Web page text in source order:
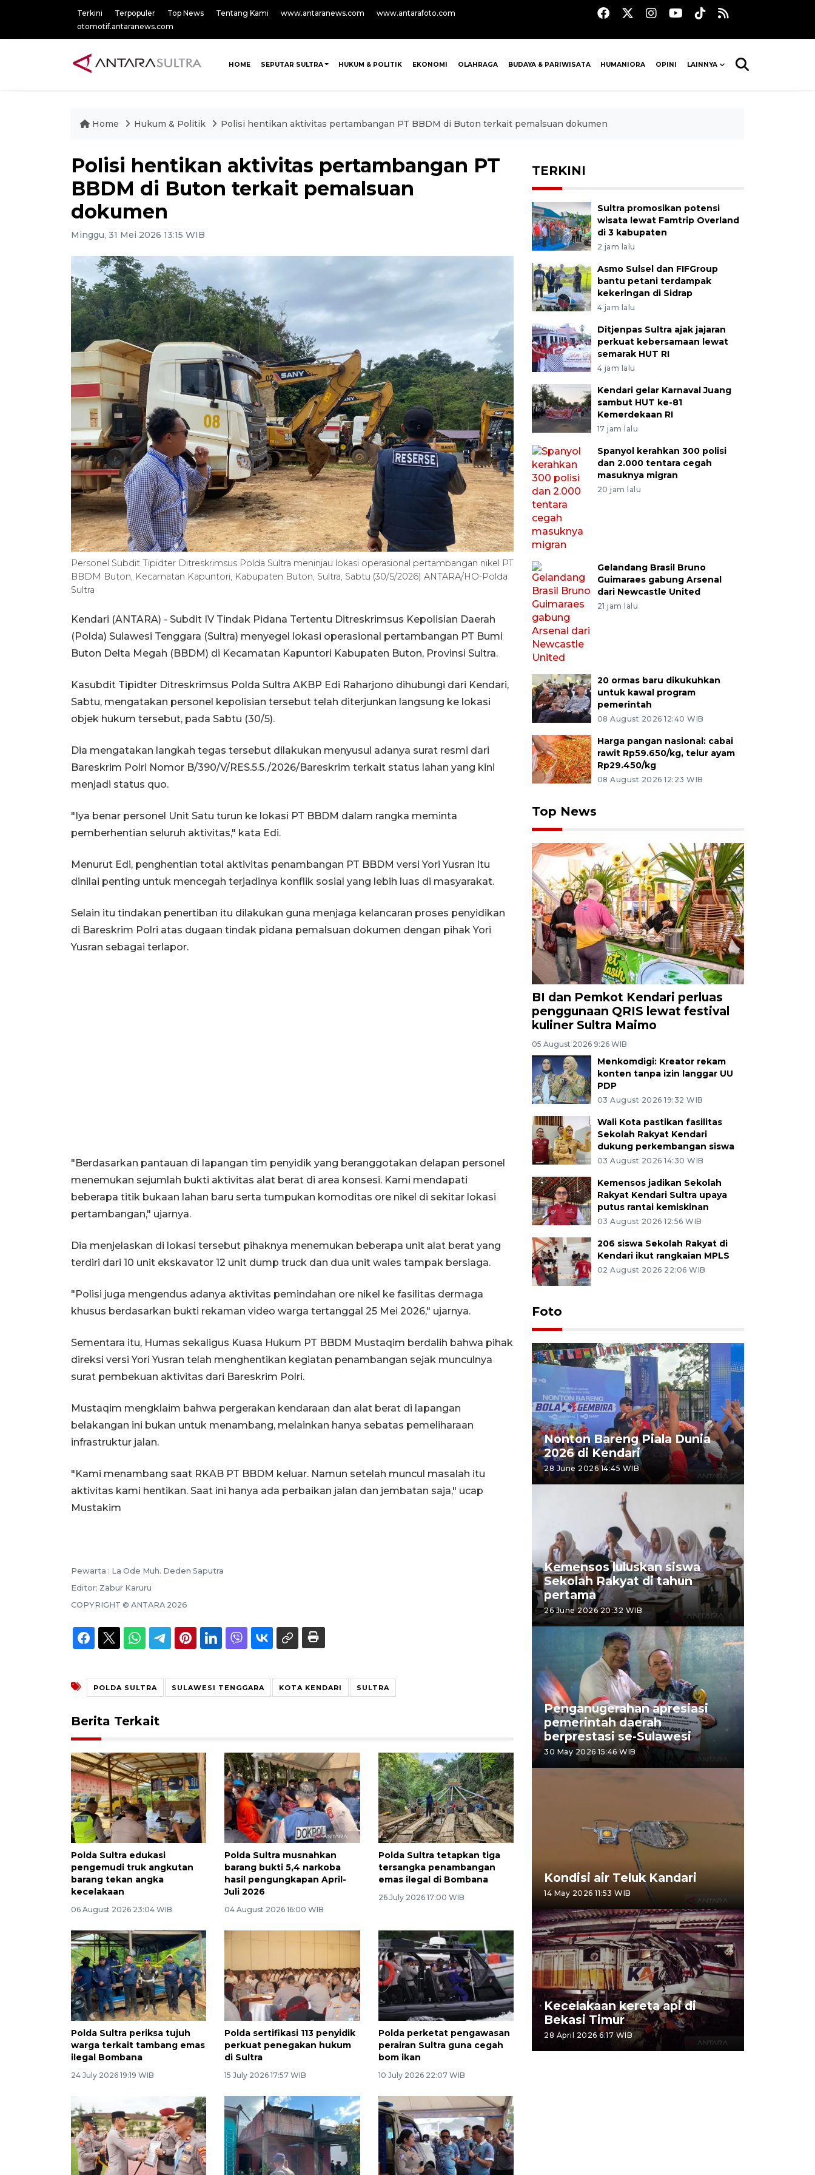
Terkini Terpopuler Top News Tentang Kami www.antaranews.com
www.antarafoto.com
otomotif.antaranews.com
HOME SEPUTAR SULTRA HUKUM & POLITIK EKONOMI OLAHRAGA BUDAYA & PARIWISATA HUMANIORA OPINI LAINNYA
Home Hukum & Politik Polisi hentikan aktivitas pertambangan PT BBDM di Buton terkait pemalsuan dokumen
Polisi hentikan aktivitas pertambangan PT
BBDM di Buton terkait pemalsuan
dokumen
Minggu, 31 Mei 2026 13:15 WIB
Personel Subdit Tipidter Ditreskrimsus Polda Sultra meninjau lokasi operasional pertambangan nikel PT
BBDM Buton, Kecamatan Kapuntori, Kabupaten Buton, Sultra, Sabtu (30/5/2026) ANTARA/HO-Polda
Sultra
Kendari (ANTARA) - Subdit IV Tindak Pidana Tertentu Ditreskrimsus Kepolisian Daerah
(Polda) Sulawesi Tenggara (Sultra) menyegel lokasi operasional pertambangan PT Bumi
Buton Delta Megah (BBDM) di Kecamatan Kapuntori Kabupaten Buton, Provinsi Sultra.
Kasubdit Tipidter Ditreskrimsus Polda Sultra AKBP Edi Raharjono dihubungi dari Kendari,
Sabtu, mengatakan personel kepolisian tersebut telah diterjunkan langsung ke lokasi
objek hukum tersebut, pada Sabtu (30/5).
Dia mengatakan langkah tegas tersebut dilakukan menyusul adanya surat resmi dari
Bareskrim Polri Nomor B/390/V/RES.5.5./2026/Bareskrim terkait status lahan yang kini
menjadi status quo.
"Iya benar personel Unit Satu turun ke lokasi PT BBDM dalam rangka meminta
pemberhentian seluruh aktivitas," kata Edi.
Menurut Edi, penghentian total aktivitas penambangan PT BBDM versi Yori Yusran itu
dinilai penting untuk mencegah terjadinya konflik sosial yang lebih luas di masyarakat.
Selain itu tindakan penertiban itu dilakukan guna menjaga kelancaran proses penyidikan
di Bareskrim Polri atas dugaan tindak pidana pemalsuan dokumen dengan pihak Yori
Yusran sebagai terlapor.
"Berdasarkan pantauan di lapangan tim penyidik yang beranggotakan delapan personel
menemukan sejumlah bukti aktivitas alat berat di area konsesi. Kami mendapati
beberapa titik bukaan lahan baru serta tumpukan komoditas ore nikel di sekitar lokasi
pertambangan," ujarnya.
Dia menjelaskan di lokasi tersebut pihaknya menemukan beberapa unit alat berat yang
terdiri dari 10 unit ekskavator 12 unit dump truck dan dua unit wales tampak bersiaga.
"Polisi juga mengendus adanya aktivitas pemindahan ore nikel ke fasilitas dermaga
khusus berdasarkan bukti rekaman video warga tertanggal 25 Mei 2026," ujarnya.
Sementara itu, Humas sekaligus Kuasa Hukum PT BBDM Mustaqim berdalih bahwa pihak
direksi versi Yori Yusran telah menghentikan kegiatan penambangan sejak munculnya
surat pembekuan aktivitas dari Bareskrim Polri.
Mustaqim mengklaim bahwa pergerakan kendaraan dan alat berat di lapangan
belakangan ini bukan untuk menambang, melainkan hanya sebatas pemeliharaan
infrastruktur jalan.
"Kami menambang saat RKAB PT BBDM keluar. Namun setelah muncul masalah itu
aktivitas kami hentikan. Saat ini hanya ada perbaikan jalan dan jembatan saja," ucap
Mustakim
Pewarta : La Ode Muh. Deden Saputra
Editor: Zabur Karuru
COPYRIGHT © ANTARA 2026
POLDA SULTRA SULAWESI TENGGARA KOTA KENDARI SULTRA
Berita Terkait
Polda Sultra edukasi
pengemudi truk angkutan
barang tekan angka
kecelakaan
06 August 2026 23:04 WIB
Polda Sultra musnahkan
barang bukti 5,4 narkoba
hasil pengungkapan April-
Juli 2026
04 August 2026 16:00 WIB
Polda Sultra tetapkan tiga
tersangka penambangan
emas ilegal di Bombana
26 July 2026 17:00 WIB
Polda Sultra periksa tujuh
warga terkait tambang emas
ilegal Bombana
24 July 2026 19:19 WIB
Polda sertifikasi 113 penyidik
perkuat penegakan hukum
di Sultra
15 July 2026 17:57 WIB
Polda perketat pengawasan
perairan Sultra guna cegah
bom ikan
10 July 2026 22:07 WIB
TERKINI
Sultra promosikan potensi
wisata lewat Famtrip Overland
di 3 kabupaten
2 jam lalu
Asmo Sulsel dan FIFGroup
bantu petani terdampak
kekeringan di Sidrap
4 jam lalu
Ditjenpas Sultra ajak jajaran
perkuat kebersamaan lewat
semarak HUT RI
4 jam lalu
Kendari gelar Karnaval Juang
sambut HUT ke-81
Kemerdekaan RI
17 jam lalu
Spanyol kerahkan 300 polisi
dan 2.000 tentara cegah
masuknya migran
20 jam lalu
Gelandang Brasil Bruno
Guimaraes gabung Arsenal
dari Newcastle United
21 jam lalu
20 ormas baru dikukuhkan
untuk kawal program
pemerintah
08 August 2026 12:40 WIB
Harga pangan nasional: cabai
rawit Rp59.650/kg, telur ayam
Rp29.450/kg
08 August 2026 12:23 WIB
Top News
BI dan Pemkot Kendari perluas
penggunaan QRIS lewat festival
kuliner Sultra Maimo
05 August 2026 9:26 WIB
Menkomdigi: Kreator rekam
konten tanpa izin langgar UU
PDP
03 August 2026 19:32 WIB
Wali Kota pastikan fasilitas
Sekolah Rakyat Kendari
dukung perkembangan siswa
03 August 2026 14:30 WIB
Kemensos jadikan Sekolah
Rakyat Kendari Sultra upaya
putus rantai kemiskinan
03 August 2026 12:56 WIB
206 siswa Sekolah Rakyat di
Kendari ikut rangkaian MPLS
02 August 2026 22:06 WIB
Foto
Nonton Bareng Piala Dunia
2026 di Kendari
28 June 2026 14:45 WIB
Kemensos luluskan siswa
Sekolah Rakyat di tahun
pertama
26 June 2026 20:32 WIB
Penganugerahan apresiasi
pemerintah daerah
berprestasi se-Sulawesi
30 May 2026 15:46 WIB
Kondisi air Teluk Kandari
14 May 2026 11:53 WIB
Kecelakaan kereta api di
Bekasi Timur
28 April 2026 6:17 WIB